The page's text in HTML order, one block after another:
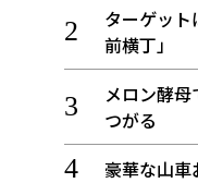
ターゲッ
前横丁」
メロン酵
つがる
豪華な山車